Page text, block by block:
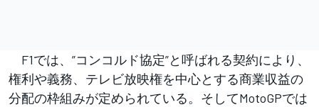
F1では、”コンコルド協定”と呼ばれる契約により、
権利や義務、テレビ放映権を中心とする商業収益の
分配の枠組みが定められている。そしてMotoGPでは